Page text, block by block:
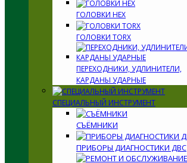
ГОЛОВКИ HEX
ГОЛОВКИ TORX
ПЕРЕХОДНИКИ, УДЛИНИТЕЛИ,
КАРДАНЫ УДАРНЫЕ
СПЕЦИАЛЬНЫЙ ИНСТРУМЕНТ
СЪЁМНИКИ
ПРИБОРЫ ДИАГНОСТИКИ ДВС